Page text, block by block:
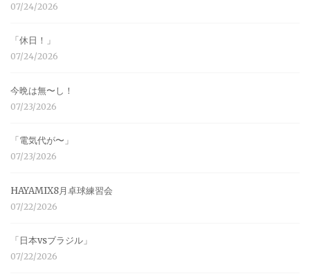
07/24/2026
「休日！」
07/24/2026
今晩は無〜し！
07/23/2026
「電気代が〜」
07/23/2026
HAYAMIX8月卓球練習会
07/22/2026
「日本vsブラジル」
07/22/2026